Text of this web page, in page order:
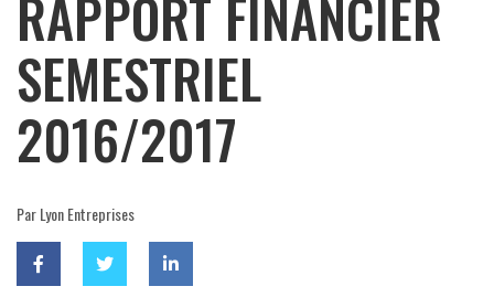
RAPPORT FINANCIER
SEMESTRIEL
2016/2017
Par Lyon Entreprises